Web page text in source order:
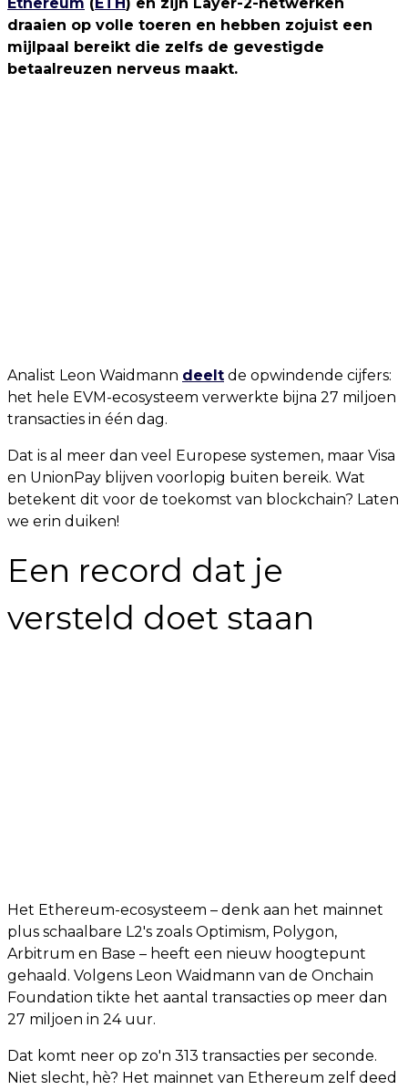
draaien op volle toeren en hebben zojuist een
mijlpaal bereikt die zelfs de gevestigde
betaalreuzen nerveus maakt.
Analist Leon Waidmann deelt de opwindende cijfers:
het hele EVM-ecosysteem verwerkte bijna 27 miljoen
transacties in één dag.
Dat is al meer dan veel Europese systemen, maar Visa
en UnionPay blijven voorlopig buiten bereik. Wat
betekent dit voor de toekomst van blockchain? Laten
we erin duiken!
Een record dat je
versteld doet staan
Het Ethereum-ecosysteem – denk aan het mainnet
plus schaalbare L2's zoals Optimism, Polygon,
Arbitrum en Base – heeft een nieuw hoogtepunt
gehaald. Volgens Leon Waidmann van de Onchain
Foundation tikte het aantal transacties op meer dan
27 miljoen in 24 uur.
Dat komt neer op zo'n 313 transacties per seconde.
Niet slecht, hè? Het mainnet van Ethereum zelf deed